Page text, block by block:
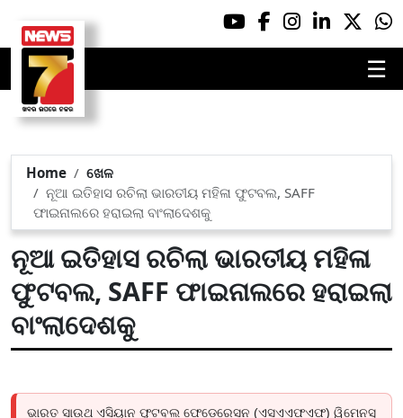
☰
Home
ଖେଳ
ନୂଆ ଇତିହାସ ରଚିଲା ଭାରତୀୟ ମହିଳା ଫୁଟବଲ, SAFF
ଫାଇନାଲରେ ହରାଇଲା ବାଂଲାଦେଶକୁ
ନୂଆ ଇତିହାସ ରଚିଲା ଭାରତୀୟ ମହିଳା
ଫୁଟବଲ, SAFF ଫାଇନାଲରେ ହରାଇଲା
ବାଂଲାଦେଶକୁ
ଭାରତ ସାଉଥ ଏସିୟାନ ଫୁଟବଲ ଫେଡେରେସନ (ଏସଏଏଫଏଫ) ୱିମେନସ୍